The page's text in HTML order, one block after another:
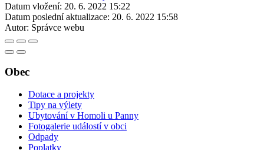
Datum vložení: 20. 6. 2022 15:22
Datum poslední aktualizace: 20. 6. 2022 15:58
Autor: Správce webu
Obec
Dotace a projekty
Tipy na výlety
Ubytování v Homoli u Panny
Fotogalerie událostí v obci
Odpady
Poplatky